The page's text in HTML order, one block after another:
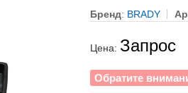
Бренд: BRADY
Цена: Запрос
Обратите